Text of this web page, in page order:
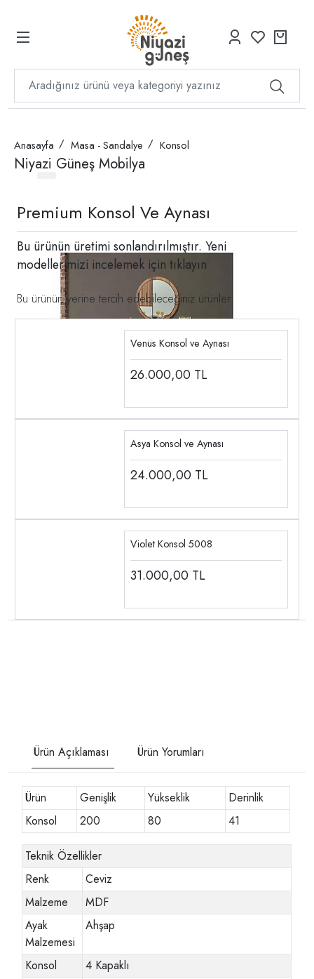
Anasayfa Masa - Sandalye Konsol
Niyazi Güneş Mobilya
Premium Konsol Ve Aynası
Bu ürünün üretimi sonlandırılmıştır. Yeni
modellerimizi incelemek için tıklayın
Bu ürünün yerine tercih edebileceğiniz ürünler
Venüs Konsol ve Aynası
26.000,00 TL
Asya Konsol ve Aynası
24.000,00 TL
Violet Konsol 5008
31.000,00 TL
Ürün Açıklaması Ürün Yorumları
Ürün Genişlik Yükseklik
Derinlik
Konsol
200 80 41
Teknik Özellikler
Renk
Ceviz
Malzeme
MDF
Ayak
Malzemesi
Ahşap
Konsol
4 Kapaklı